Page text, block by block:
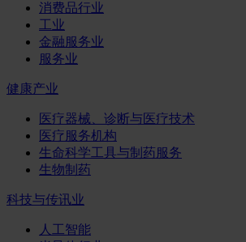
消费品行业
工业
金融服务业
服务业
健康产业
医疗器械、诊断与医疗技术
医疗服务机构
生命科学工具与制药服务
生物制药
科技与传讯业
人工智能